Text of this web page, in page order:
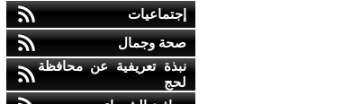
إجتماعيات
صحة وجمال
نبذة تعريفية عن محافظة
لحج